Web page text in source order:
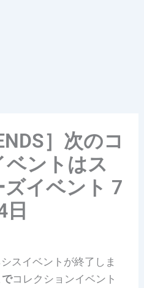
］次のコ
ベントはス
ズイベント 7
スイベントが終了しま
コレクションイベント